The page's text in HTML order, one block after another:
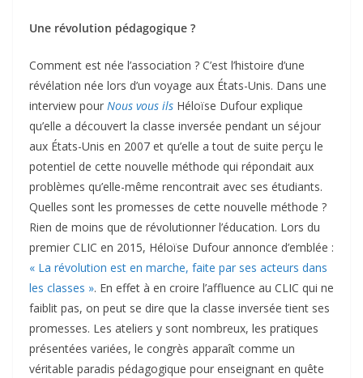
Une révolution pédagogique ?
Comment est née l’association ? C’est l’histoire d’une
révélation née lors d’un voyage aux États-Unis. Dans une
interview pour Nous vous ils Héloïse Dufour explique
qu’elle a découvert la classe inversée pendant un séjour
aux États-Unis en 2007 et qu’elle a tout de suite perçu le
potentiel de cette nouvelle méthode qui répondait aux
problèmes qu’elle-même rencontrait avec ses étudiants.
Quelles sont les promesses de cette nouvelle méthode ?
Rien de moins que de révolutionner l’éducation. Lors du
premier CLIC en 2015, Héloïse Dufour annonce d’emblée :
« La révolution est en marche, faite par ses acteurs dans
les classes ». En effet à en croire l’affluence au CLIC qui ne
faiblit pas, on peut se dire que la classe inversée tient ses
promesses. Les ateliers y sont nombreux, les pratiques
présentées variées, le congrès apparaît comme un
véritable paradis pédagogique pour enseignant en quête